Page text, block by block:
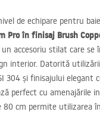
de echipare pentru
Pro în finisaj Brush
accesoriu stilat care se
interior. Datorită
304 și finisajului elegant
perfect cu amenajările
80 cm permite utilizarea